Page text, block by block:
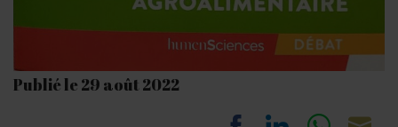
Publié le 29 août 2022